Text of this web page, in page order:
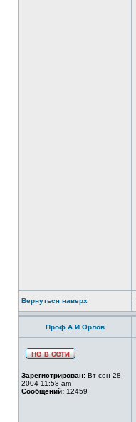
Вернуться наверх
Проф.А.И.Орлов
Зарегистрирован: Вт сен 28,
2004 11:58 am
Сообщений: 12459